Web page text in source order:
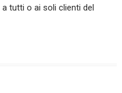
a tutti o ai soli clienti del